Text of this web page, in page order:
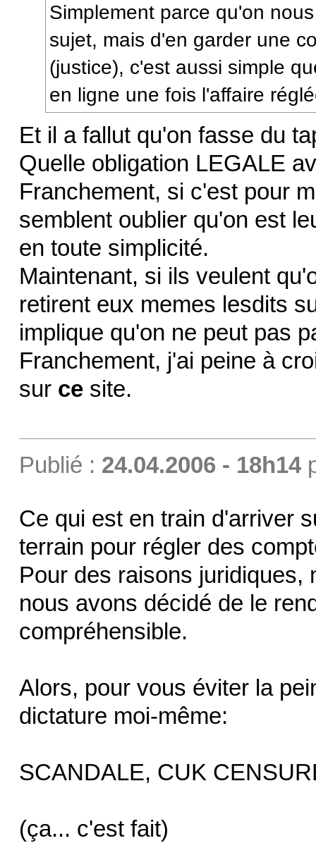
Simplement parce qu'on
sujet, mais d'en garder une
(justice), c'est aussi simple
en ligne une fois l'affaire
Et il a fallut qu'on fasse du
Quelle obligation LEGALE
Franchement, si c'est pour
semblent oublier qu'on est
en toute simplicité.
Maintenant, si ils veulent
retirent eux memes lesdits
implique qu'on ne peut pas
Franchement, j'ai peine à
sur cesite.
Publié : 24.04.2006 - 18h14
Ce qui est en train d'arriver
terrain pour régler des
Pour des raisons juridiques,
nous avons décidé de le
compréhensible.
Alors, pour vous éviter la
dictature moi-même:
SCANDALE, CUK
(ça... c'est fait)